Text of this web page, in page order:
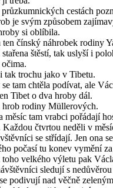
cestách
je svým způsobem
si oblíbila.
ten čínský náhrobek rodiny
štěstí, tak uslyší i
tak trochu jako v Tibetu.
tam chtěla podívat, ale
Tibet o dva hroby dál.
hrob rodiny Müllerových.
měsíc tam vrabci pořádají
Každou čtvrtou neděli v
se střídají. Jen ona
počasí tu konev vymění
velkého výletu pak
sledují s
podivují nad věčně